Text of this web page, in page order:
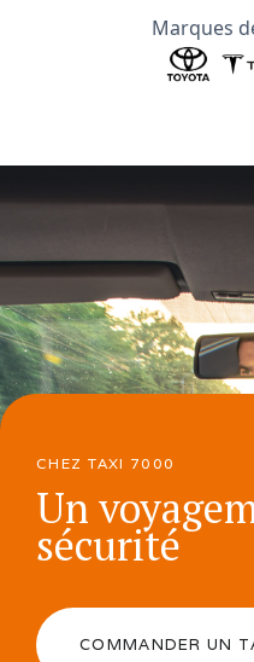
Marques
CHEZ TAXI 7000
Un
sécurité
COMMANDER UN